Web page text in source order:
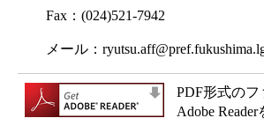
Fax：(024)521-7942
メール：
PDF形式のフ
Adobe